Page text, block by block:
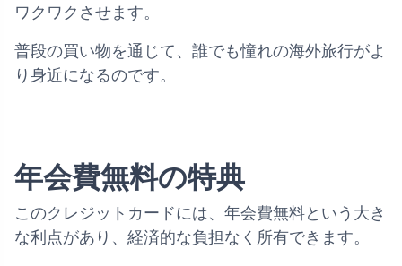
ワクワクさせます。
普段の買い物を通じて、誰でも憧れの海外旅行がよ
り身近になるのです。
年会費無料の特典
このクレジットカードには、年会費無料という大き
な利点があり、経済的な負担なく所有できます。